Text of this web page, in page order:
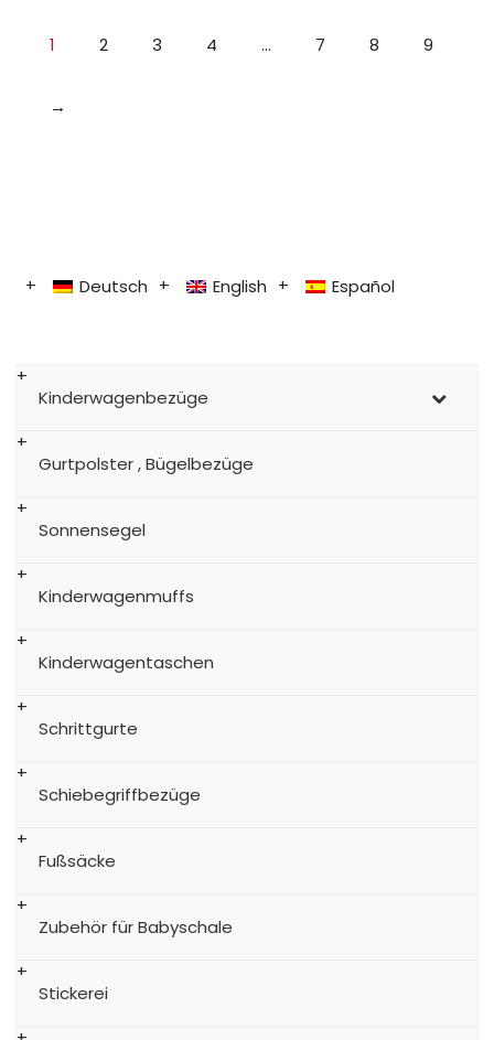
1 2 3 4 … 7 8 9
→
Deutsch English Español
Kinderwagenbezüge
Gurtpolster , Bügelbezüge
Sonnensegel
Kinderwagenmuffs
Kinderwagentaschen
Schrittgurte
Schiebegriffbezüge
Fußsäcke
Zubehör für Babyschale
Stickerei